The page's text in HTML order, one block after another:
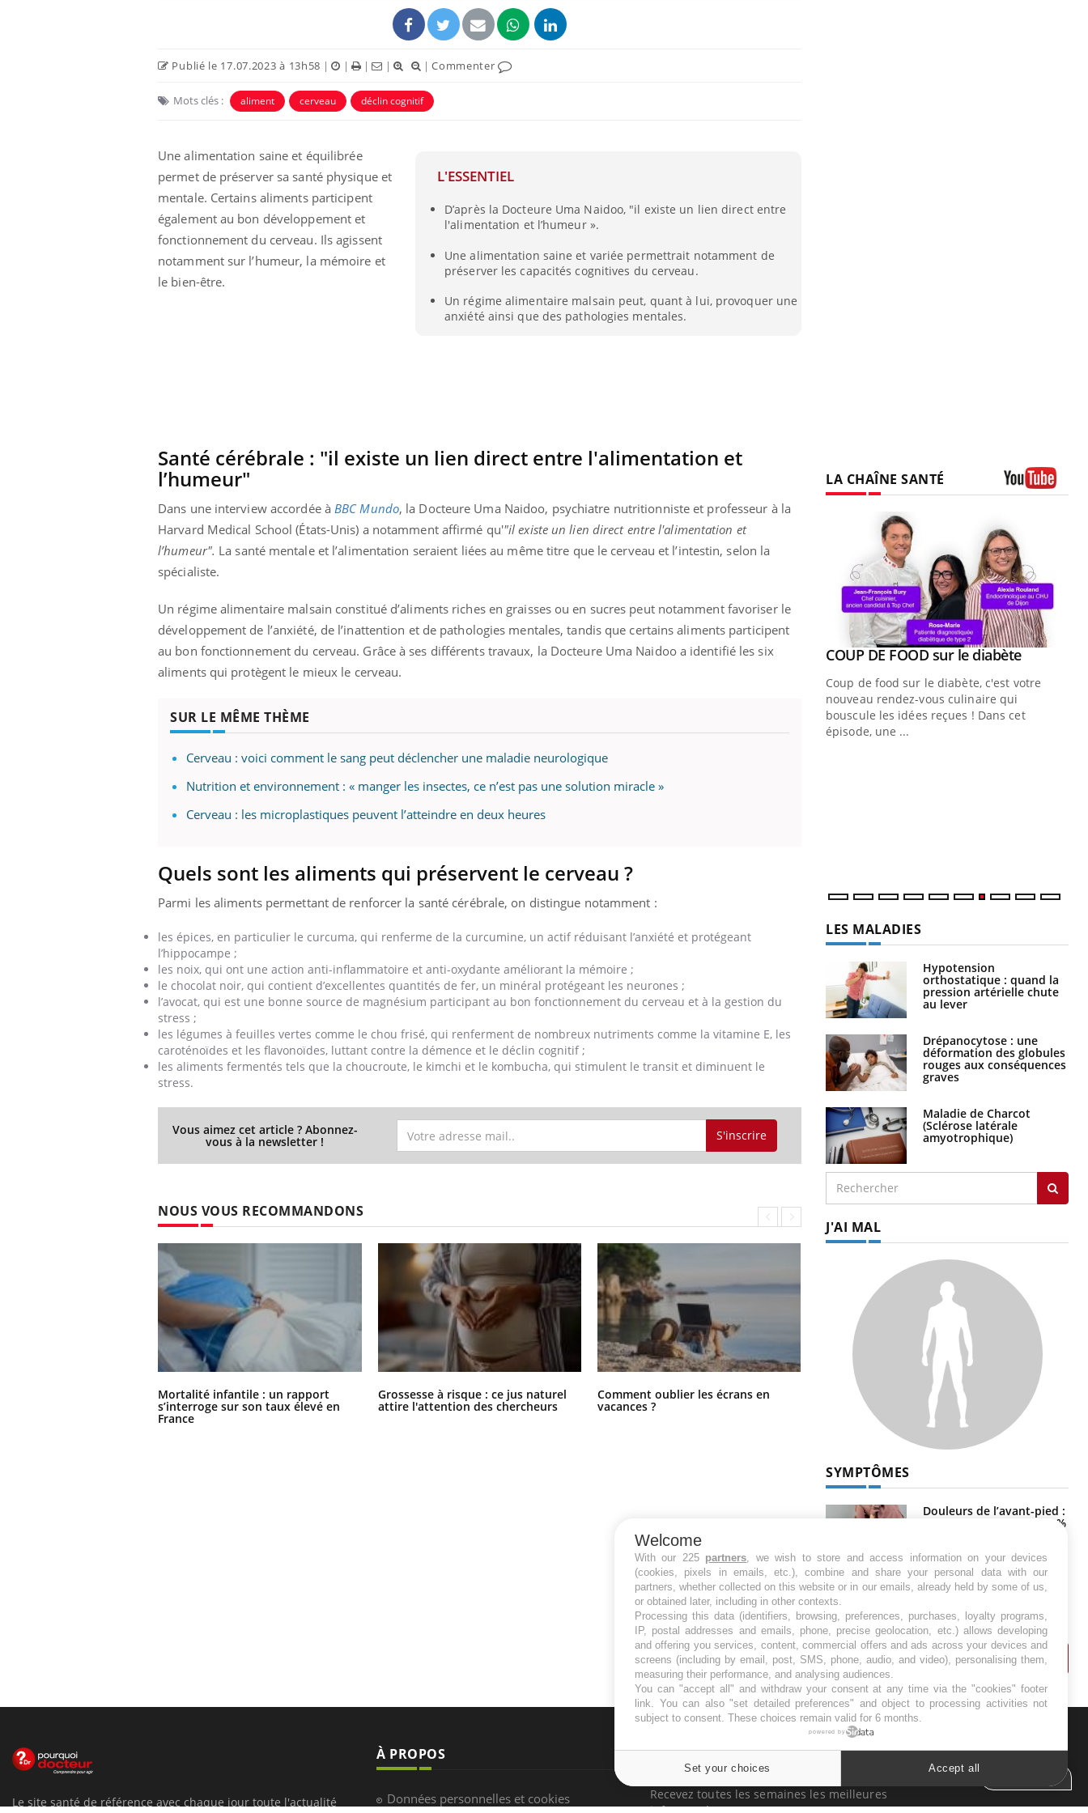
Publié le 17.07.2023 à 13h58 | | | | |Commenter
Mots clés : aliment cerveau déclin cognitif
L'ESSENTIEL
D’après la Docteure Uma Naidoo, "il existe un lien direct entre
l'alimentation et l’humeur ».
Une alimentation saine et variée permettrait notamment de
préserver les capacités cognitives du cerveau.
Un régime alimentaire malsain peut, quant à lui, provoquer une
anxiété ainsi que des pathologies mentales.
Une alimentation saine et équilibrée
permet de préserver sa santé physique et
mentale. Certains aliments participent
également au bon développement et
fonctionnement du cerveau. Ils agissent
notamment sur l’humeur, la mémoire et
le bien-être.
Santé cérébrale : "il existe un lien direct entre l'alimentation et
l’humeur"
Dans une interview accordée à BBC Mundo, la Docteure Uma Naidoo, psychiatre nutritionniste et professeur à la
Harvard Medical School (États-Unis) a notamment affirmé qu'"il existe un lien direct entre l'alimentation et
l’humeur". La santé mentale et l’alimentation seraient liées au même titre que le cerveau et l’intestin, selon la
spécialiste.
Un régime alimentaire malsain constitué d’aliments riches en graisses ou en sucres peut notamment favoriser le
développement de l’anxiété, de l’inattention et de pathologies mentales, tandis que certains aliments participent
au bon fonctionnement du cerveau. Grâce à ses différents travaux, la Docteure Uma Naidoo a identifié les six
aliments qui protègent le mieux le cerveau.
SUR LE MÊME THÈME
Cerveau : voici comment le sang peut déclencher une maladie neurologique
Nutrition et environnement : « manger les insectes, ce n’est pas une solution miracle »
Cerveau : les microplastiques peuvent l’atteindre en deux heures
Quels sont les aliments qui préservent le cerveau ?
Parmi les aliments permettant de renforcer la santé cérébrale, on distingue notamment :
les épices, en particulier le curcuma, qui renferme de la curcumine, un actif réduisant l’anxiété et protégeant
l’hippocampe ;
les noix, qui ont une action anti-inflammatoire et anti-oxydante améliorant la mémoire ;
le chocolat noir, qui contient d’excellentes quantités de fer, un minéral protégeant les neurones ;
l’avocat, qui est une bonne source de magnésium participant au bon fonctionnement du cerveau et à la gestion du
stress ;
les légumes à feuilles vertes comme le chou frisé, qui renferment de nombreux nutriments comme la vitamine E, les
caroténoïdes et les flavonoïdes, luttant contre la démence et le déclin cognitif ;
les aliments fermentés tels que la choucroute, le kimchi et le kombucha, qui stimulent le transit et diminuent le
stress.
Vous aimez cet article ? Abonnez-
vous à la newsletter ! S'inscrire
NOUS VOUS RECOMMANDONS
Mortalité infantile : un rapport
s’interroge sur son taux élevé en
France
Grossesse à risque : ce jus naturel
attire l'attention des chercheurs
Comment oublier les écrans en
vacances ?
Toujours connectés : comment le
travail empiète de plus en plus sur
nos soirées
LA CHAÎNE SANTÉ
Diabète & Ramadan 2026Youtube
Le Ramadan approche, et, pour de
diabète, c'est une période de questions, de
Youtube
Un « jumeau numérique » pour
faciliter l’accès à la médecine
mutualiste innove en matière de bilan de
numérique » permet ...
Youtube
COUP DE FOOD sur le diabèteYoutube
Coup de food sur le diabète, c'est votre
nouveau rendez-vous culinaire qui
bouscule les idées reçues ! Dans cet
épisode, une ...
LES MALADIES
Hypotension
orthostatique : quand la
pression artérielle chute
au lever
Drépanocytose : une
déformation des globules
rouges aux conséquences
graves
Maladie de Charcot
(Sclérose latérale
amyotrophique)
J'AI MAL
SYMPTÔMES
Douleurs de l’avant-pied :
des métatarsalgies à 90 %
Mauvaise haleine : il faut
améliorer l’hygiène
Le site santé de référence avec chaque jour toute l'actualité
À PROPOS
Données personnelles et cookies
NEWSLETTER
Recevez toutes les semaines les meilleures
infos santé
Welcome
With our 225 partners, we wish to store and access information on your devices
(cookies, pixels in emails, etc.), combine and share your personal data with our
partners, whether collected on this website or in our emails, already held by some of us,
or obtained later, including in other contexts.
Processing this data (identifiers, browsing, preferences, purchases, loyalty programs,
IP, postal addresses and emails, phone, precise geolocation, etc.) allows developing
and offering you services, content, commercial offers and ads across your devices and
screens (including by email, post, SMS, phone, audio, and video), personalising them,
measuring their performance, and analysing audiences.
You can "accept all" and withdraw your consent at any time via the "cookies" footer
link. You can also "set detailed preferences" and object to processing activities not
subject to consent. These choices remain valid for 6 months.
powered by
Set your choices Accept all